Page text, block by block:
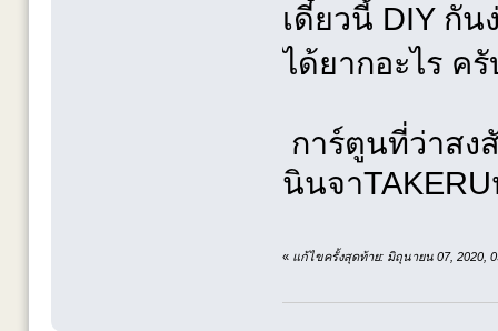
เดี๋ยวนี้ DIY กัน
ได้ยากอะไร
การ์ตูนที่ว่าสง
นินจา
« แก้ไขครั้งสุดท้าย: มิถุนายน 07, 2020,